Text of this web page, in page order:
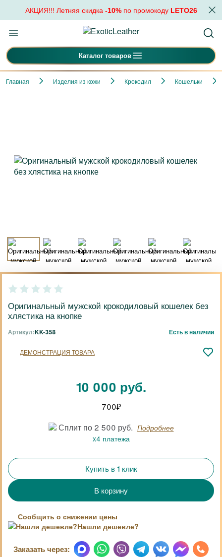
АКЦИЯ!!! Летняя скидка -10%по промокоду LETO26
Каталог товаров
Главная Изделия из кожи Крокодил Кошельки
Оригинальный мужской крокодиловый кошелек без
хлястика на кнопке
Артикул:KK-358 Есть в наличии
ДЕМОНСТРАЦИЯ ТОВАРА
10 000 руб.
700₽
Сплит по 2 500 руб. Подробнее
x4 платежа
Купить в 1 клик
Сообщить о снижении цены
Нашли дешевле?
Заказать через: